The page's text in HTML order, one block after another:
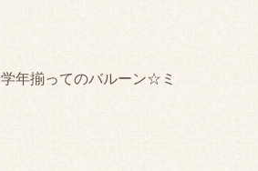
年揃ってのバルーン☆ミ